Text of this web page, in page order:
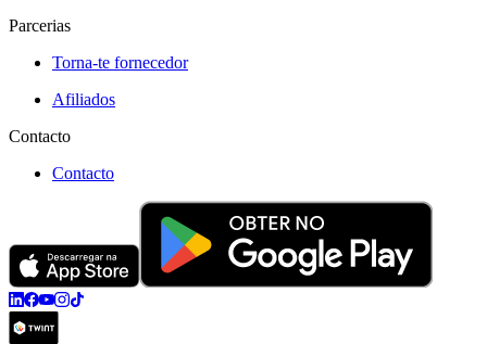
Parcerias
Torna-te fornecedor
Afiliados
Contacto
Contacto